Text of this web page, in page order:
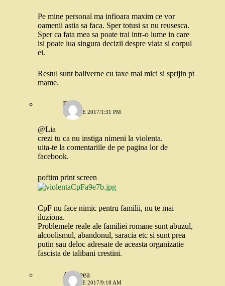
Pe mine personal ma infioara maxim ce vor
oamenii astia sa faca. Sper totusi sa nu reusesca.
Sper ca fata mea sa poate trai intr-o lume in care
isi poate lua singura decizii despre viata si corpul
ei.
Restul sunt baliverne cu taxe mai mici si sprijin pt
mame.
Robo
14 IUNIE 2017/1:31 PM
@Lia
crezi tu ca nu instiga nimeni la violenta.
uita-te la comentariile de pe pagina lor de
facebook.
poftim print screen
CpF nu face nimic pentru familii, nu te mai
iluziona.
Problemele reale ale familiei romane sunt abuzul,
alcoolismul, abandonul, saracia etc si sunt prea
putin sau deloc adresate de aceasta organizatie
fascista de talibani crestini.
Andreea
16 IUNIE 2017/9:18 AM